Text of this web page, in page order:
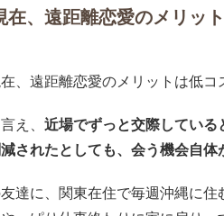
在、遠距離恋愛のメリッ
え、 近場でずっと交際している
されたとしても、会う機会自体
達に、関東在住で毎週沖縄に